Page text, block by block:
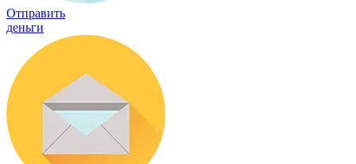
Отправить
деньги